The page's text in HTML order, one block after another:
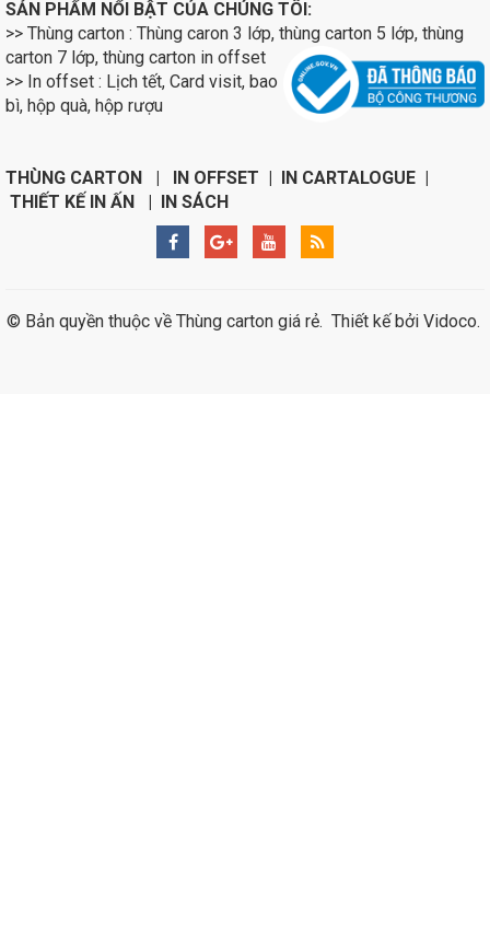
SẢN PHẨM NỔI BẬT CỦA CHÚNG TÔI:
>> Thùng carton : Thùng caron 3 lớp, thùng carton 5 lớp, thùng
carton 7 lớp, thùng carton in offset
>> In offset : Lịch tết, Card visit, bao
bì, hộp quà, hộp rượu
THÙNG CARTON | IN OFFSET | IN CARTALOGUE |
THIẾT KẾ IN ẤN | IN SÁCH
© Bản quyền thuộc về Thùng carton giá rẻ. Thiết kế bởi Vidoco.